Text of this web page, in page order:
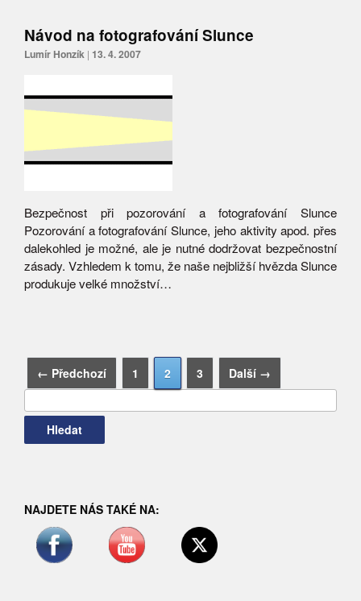
Návod na fotografování Slunce
Lumír Honzík | 13. 4. 2007
Bezpečnost při pozorování a fotografování Slunce
Pozorování a fotografování Slunce, jeho aktivity apod. přes
dalekohled je možné, ale je nutné dodržovat bezpečnostní
zásady. Vzhledem k tomu, že naše nejbližší hvězda Slunce
produkuje velké množství…
← Předchozí 1 2 3 Další →
Vyhledávání
NAJDETE NÁS TAKÉ NA: